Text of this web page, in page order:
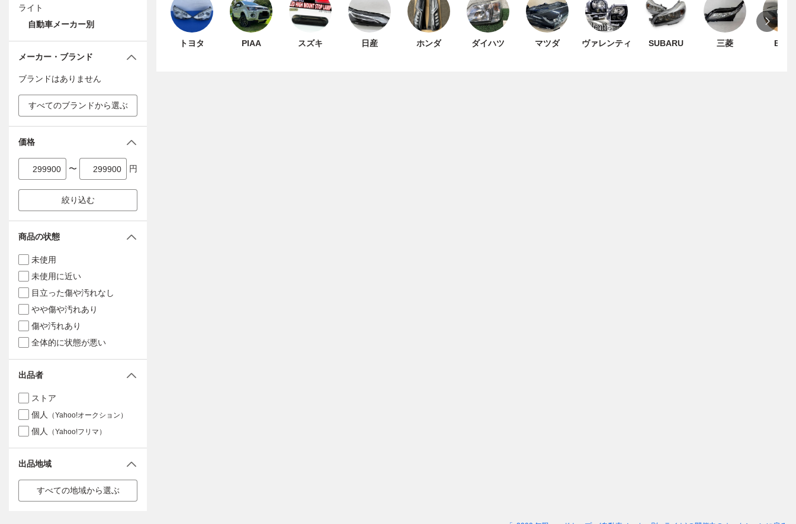
トヨタ PIAA スズキ 日産 ホンダ ダイハツ マツダ ヴァレンティ SUBARU 三菱 BMW
ライト
自動車メーカー別
メーカー・ブランド
ブランドはありません
すべてのブランドから選ぶ
価格
〜 円
絞り込む
商品の状態
未使用
未使用に近い
目立った傷や汚れなし
やや傷や汚れあり
傷や汚れあり
全体的に状態が悪い
出品者
ストア
個人
（Yahoo!オークション）
個人 （Yahoo!フリマ）
出品地域
すべての地域から選ぶ